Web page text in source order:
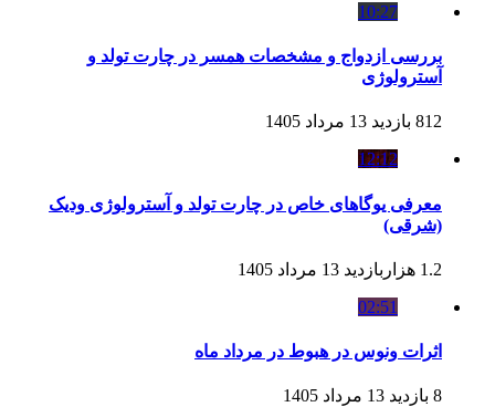
10:27
بررسی ازدواج و مشخصات همسر در چارت تولد و
آسترولوژی
812 بازدید
13 مرداد 1405
12:12
معرفی یوگاهای خاص در چارت تولد و آسترولوژی ودیک
(شرقی)
1.2 هزاربازدید
13 مرداد 1405
02:51
اثرات ونوس در هبوط در مرداد ماه
8 بازدید
13 مرداد 1405